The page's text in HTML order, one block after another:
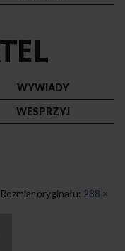
strony
WYWIADY
WESPRZYJ
Rozmiar oryginału: 288 ×